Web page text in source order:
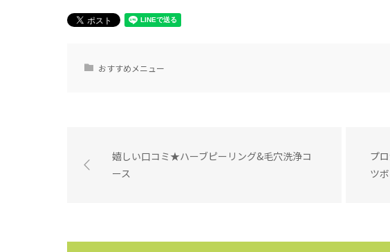
おすすめメニュー
嬉しい口コミ★ハーブピーリング&毛穴洗浄コ
ース
プ
ツ